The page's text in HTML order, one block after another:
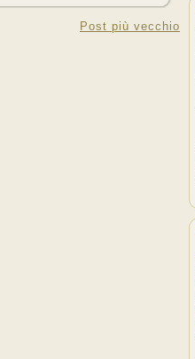
Post più vecchio